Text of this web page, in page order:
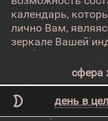
календарь,
лично Вам,
зеркале Вашей
сфера
день в